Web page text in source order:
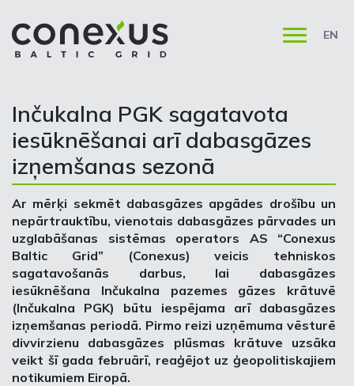
EN
Inčukalna PGK sagatavota
iesūknēšanai arī dabasgāzes
izņemšanas sezonā
Ar mērķi sekmēt dabasgāzes apgādes drošību un
nepārtrauktību, vienotais dabasgāzes pārvades un
uzglabāšanas sistēmas operators AS “Conexus
Baltic Grid” (Conexus) veicis tehniskos
sagatavošanās darbus, lai dabasgāzes
iesūknēšana Inčukalna pazemes gāzes krātuvē
(Inčukalna PGK) būtu iespējama arī dabasgāzes
izņemšanas periodā. Pirmo reizi uzņēmuma vēsturē
divvirzienu dabasgāzes plūsmas krātuve uzsāka
veikt šī gada februārī, reaģējot uz ģeopolitiskajiem
notikumiem Eiropā.